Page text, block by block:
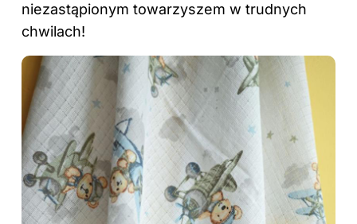
niezastąpionym towarzyszem w trudnych
chwilach!